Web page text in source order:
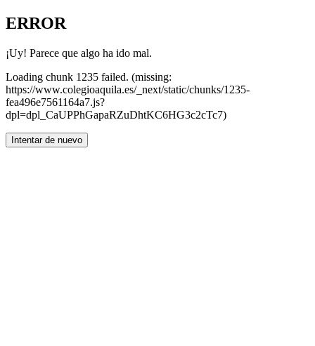
ERROR
¡Uy! Parece que algo ha ido mal.
Loading chunk 1235 failed. (missing:
https://www.colegioaquila.es/_next/static/chunks/1235-
fea496e7561164a7.js?
dpl=dpl_CaUPPhGapaRZuDhtKC6HG3c2cTc7)
Intentar de nuevo